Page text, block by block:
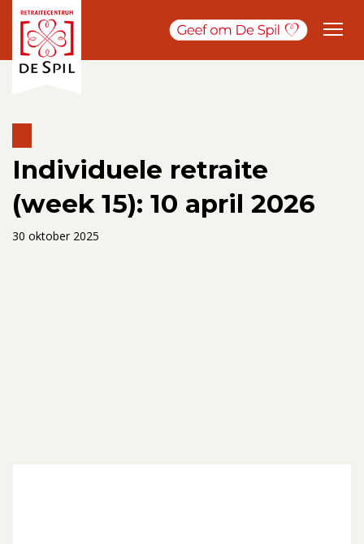
Individuele retraite
(week 15): 10 april 2026
30 oktober 2025